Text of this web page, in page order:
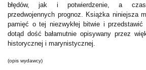
błędów, jak i potwierdzenie, a
przedwojennych prognoz. Książka niniejsza
pamięć o tej niezwykłej bitwie i
dotąd dość bałamutnie opisywany przez
historycznej i marynistycznej.
(opis wydawcy)